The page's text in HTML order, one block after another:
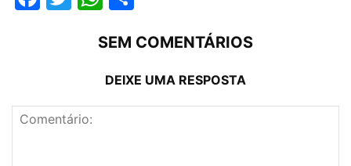
SEM COMENTÁRIOS
DEIXE UMA RESPOSTA